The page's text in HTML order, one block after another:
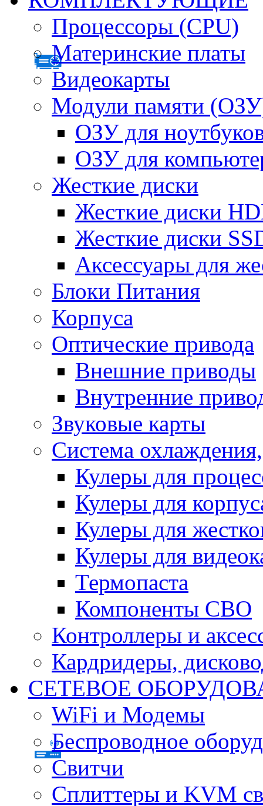
Процессоры (CPU)
Материнские платы
Видеокарты
Модули памяти
ОЗУ для
ОЗУ для
Жесткие диски
Жесткие диски
Жесткие диски
Аксессуары для
Блоки Питания
Корпуса
Оптические привода
Внешние приводы
Внутренние
Звуковые карты
Система
Кулеры для
Кулеры для
Кулеры для
Кулеры для
Термопаста
Компоненты СВО
Контроллеры и
Кардридеры,
СЕТЕВОЕ
WiFi и Модемы
Беспроводное
Свитчи
Сплиттеры и KVM